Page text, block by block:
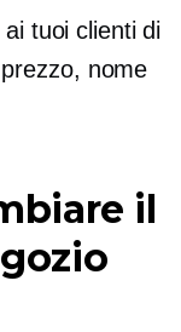
tuoi clienti di
nome
il